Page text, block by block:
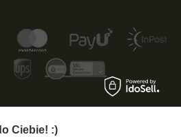
Ciebie! :)